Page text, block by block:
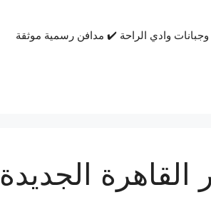
وادي الراحة ✔️ مدافن رسمية موثقة
القاهرة الجديدة